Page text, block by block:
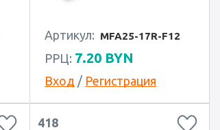
Артикул: MFA25-17R-F12
РРЦ: 7.20 BYN
Вход / Регистрация
418